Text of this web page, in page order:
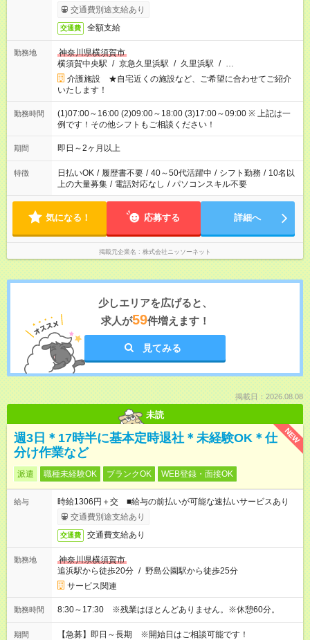
日収例：1万2000円（時給1500円×8h）
交通費別途支給あり
交通費 全額支給
勤務地
神奈川県横須賀市
横須賀中央駅 / 京急久里浜駅 / 久里浜駅 / …
介護施設 ★自宅近くの施設など、ご希望に合わせてご紹介
いたします！
勤務時間
(1)07:00～16:00 (2)09:00～18:00 (3)17:00～09:00 ※ 上記は一
例です！その他シフトもご相談ください！
期間 即日～2ヶ月以上
特徴 日払いOK / 履歴書不要 / 40～50代活躍中 / シフト勤務 / 10名以
上の大量募集 / 電話対応なし / パソコンスキル不要
気になる！ 応募する 詳細へ
掲載元企業名 株式会社ニッソーネット
少しエリアを広げると、
求人が59件増えます！
見てみる
掲載日：2026.08.08
未読
NEW
週3日＊17時半に基本定時退社＊未経験OK＊仕
分け作業など
派遣 職種未経験OK ブランクOK WEB登録・面接OK
給与
時給1306円＋交 ■給与の前払いが可能な速払いサービスあり
交通費別途支給あり
交通費 交通費支給あり
勤務地
神奈川県横須賀市
追浜駅から徒歩20分 / 野島公園駅から徒歩25分
サービス関連
勤務時間 8:30～17:30 ※残業はほとんどありません。※休憩60分。
期間 【急募】即日～長期 ※開始日はご相談可能です！